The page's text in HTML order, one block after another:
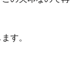
す。